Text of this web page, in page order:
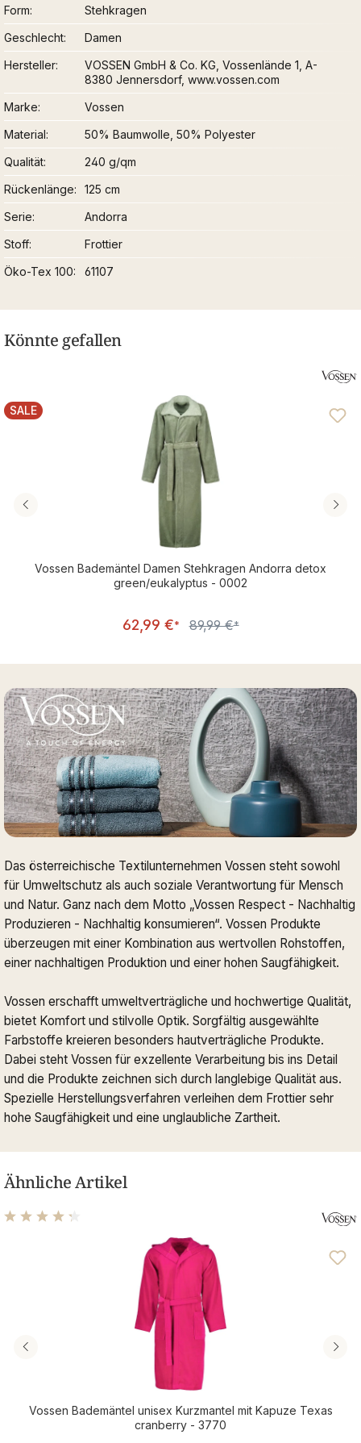
Form
Stehkragen
Geschlecht
Damen
Hersteller
VOSSEN GmbH & Co. KG, Vossenlände 1, A-
8380 Jennersdorf, www.vossen.com
Marke
Vossen
Material
50% Baumwolle, 50% Polyester
Qualität
240 g/qm
Rückenlänge
125 cm
Serie
Andorra
Stoff
Frottier
Öko-Tex 100
61107
Könnte gefallen
RABATT
SALE
Vossen Bademäntel Damen Stehkragen Andorra detox
green/eukalyptus - 0002
62,99 €* Regulärer Preis:
89,99 €*
Das österreichische Textilunternehmen Vossen steht sowohl
für Umweltschutz als auch soziale Verantwortung für Mensch
und Natur. Ganz nach dem Motto „Vossen Respect - Nachhaltig
Produzieren - Nachhaltig konsumieren“. Vossen Produkte
überzeugen mit einer Kombination aus wertvollen Rohstoffen,
einer nachhaltigen Produktion und einer hohen Saugfähigkeit.
Vossen erschafft umweltverträgliche und hochwertige Qualität,
bietet Komfort und stilvolle Optik. Sorgfältig ausgewählte
Farbstoffe kreieren besonders hautverträgliche Produkte.
Dabei steht Vossen für exzellente Verarbeitung bis ins Detail
und die Produkte zeichnen sich durch langlebige Qualität aus.
Spezielle Herstellungsverfahren verleihen dem Frottier sehr
hohe Saugfähigkeit und eine unglaubliche Zartheit.
Ähnliche Artikel
Durchschnittliche Bewertung von 4.14 von 5 Sternen
Vossen Bademäntel unisex Kurzmantel mit Kapuze Texas
cranberry - 3770